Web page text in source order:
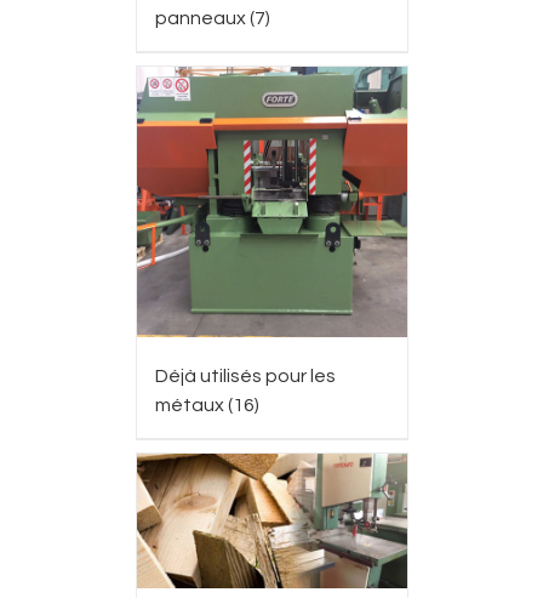
panneaux(7)
Déjà utilisés pour les
métaux(16)